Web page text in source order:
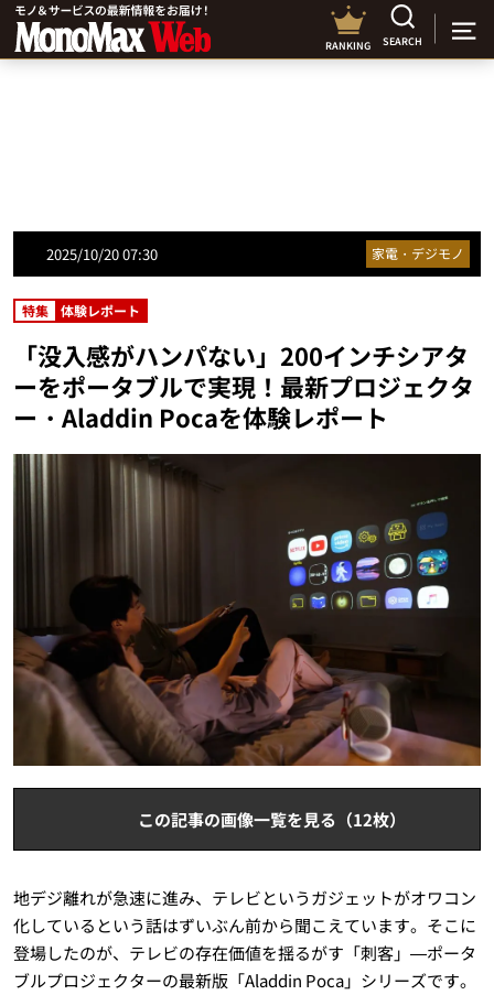
RANKING SEARCH
2025/10/20 07:30 家電・デジモノ
特集 体験レポート
「没入感がハンパない」200インチシアタ
ーをポータブルで実現！最新プロジェクタ
ー・Aladdin Pocaを体験レポート
この記事の画像一覧を見る（12枚）
地デジ離れが急速に進み、テレビというガジェットがオワコン
化しているという話はずいぶん前から聞こえています。そこに
登場したのが、テレビの存在価値を揺るがす「刺客」—ポータ
ブルプロジェクターの最新版「Aladdin Poca」シリーズです。